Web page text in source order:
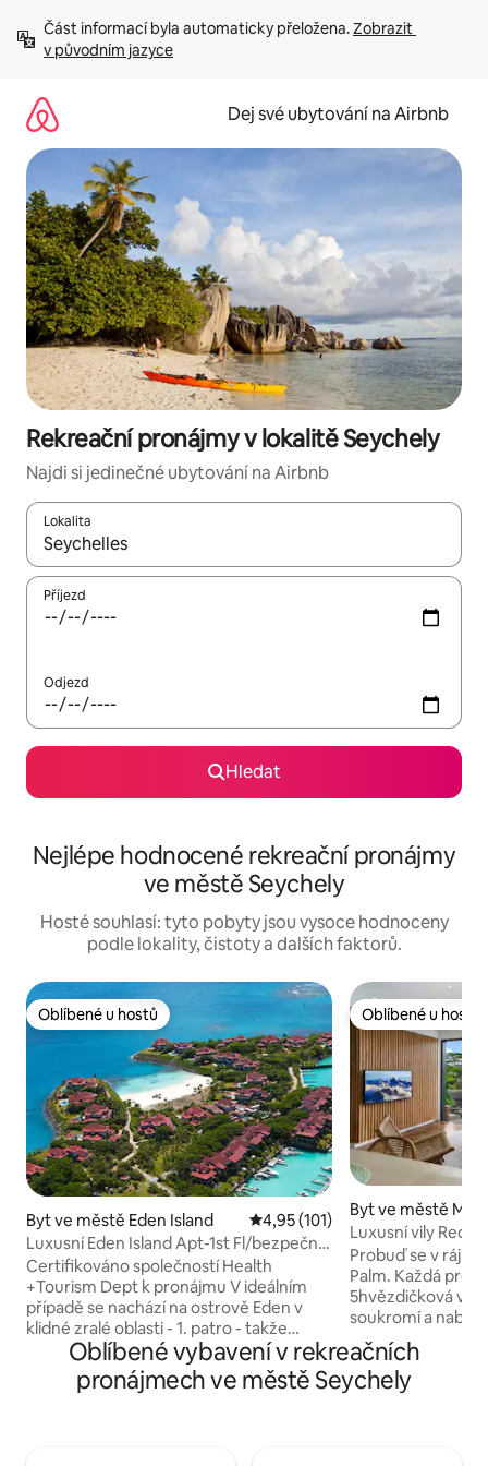
obsah
Část informací byla automaticky přeložena. Zobrazit
v původním jazyce
Dej své ubytování na Airbnb
Rekreační pronájmy v lokalitě Seychely
Najdi si jedinečné ubytování na Airbnb
Lokalita
Až budou výsledky k dispozici, můžeš si je procházet pomocí
Příjezd
Odjezd
Hledat
Nejlépe hodnocené rekreační pronájmy
ve městě Seychely
Hosté souhlasí: tyto pobyty jsou vysoce hodnoceny
podle lokality, čistoty a dalších faktorů.
Oblíbené u hostů
Oblíbené u hostů
Byt ve městě Eden Island Průměrné hodnocení 4,95 z 5,
4,95 (101)
Luxusní Eden Island Apt-1st Fl/bezpečné
klidné u bazénu
Certifikováno společností Health
+Tourism Dept k pronájmu V ideálním
případě se nachází na ostrově Eden v
klidné zralé oblasti - 1. patro - takže
dětský bezpečný byt bez přístupu k
otevřené vodě - výhled na záliv - velká
otevřená kuchyně + obývací pokoj se
Oblíbené u hostů
Oblíbené u hostů
Byt ve městě
Luxusní vily Red
Probuď se v ráji v
Palm. Každá
5hvězdičková vila
soukromí a nabízí
hory a oceán.
soukromém
slanou vodou a
velikosti king s
Oblíbené vybavení v rekreačních
pronájmech ve městě Seychely